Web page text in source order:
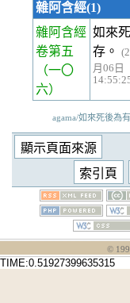
雜阿含經(1)
雜阿含經
卷第五
（一〇
六）
如來
存。
月06日
agama/如來死後為
©
TIME:0.51927399635315